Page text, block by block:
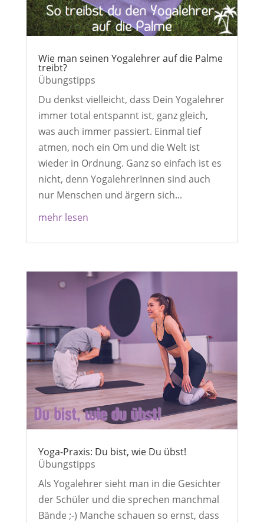
Wie man seinen Yogalehrer auf die Palme
treibt?
Übungstipps
Du denkst vielleicht, dass Dein Yogalehrer
immer total entspannt ist, ganz gleich,
was auch immer passiert. Einmal tief
atmen, noch ein Om und die Welt ist
wieder in Ordnung. Ganz so einfach ist es
nicht, denn YogalehrerInnen sind auch
nur Menschen und ärgern sich...
mehr lesen
Yoga-Praxis: Du bist, wie Du übst!
Übungstipps
Als Yogalehrer sieht man in die Gesichter
der Schüler und die sprechen manchmal
Bände ;-) Manche schauen so ernst, dass